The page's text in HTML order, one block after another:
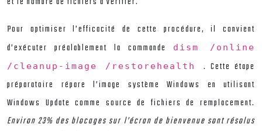
Pour optimiser l’efficacité de cette procédure, il convient
d’exécuter préalablement la commande
dism /online
/cleanup-image /restorehealth . Cette étape
préparatoire répare l’image système Windows en utilisant
Windows Update comme source de fichiers de remplacement.
Environ 23% des blocages sur l’écran de bienvenue sont résolus